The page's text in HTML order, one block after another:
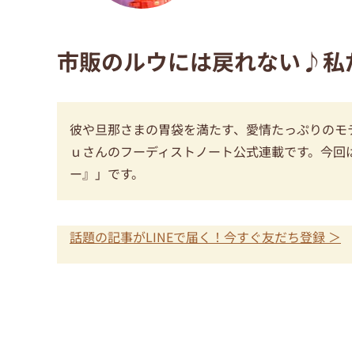
市販のルウには戻れない♪私
彼や旦那さまの胃袋を満たす、愛情たっぷりの
ｕさんのフーディストノート公式連載です。今
ー』」です。
話題の記事がLINEで届く！今すぐ友だち登録 ＞